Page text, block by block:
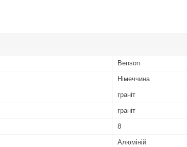
Benson
Німеччина
граніт
граніт
8
Алюміній